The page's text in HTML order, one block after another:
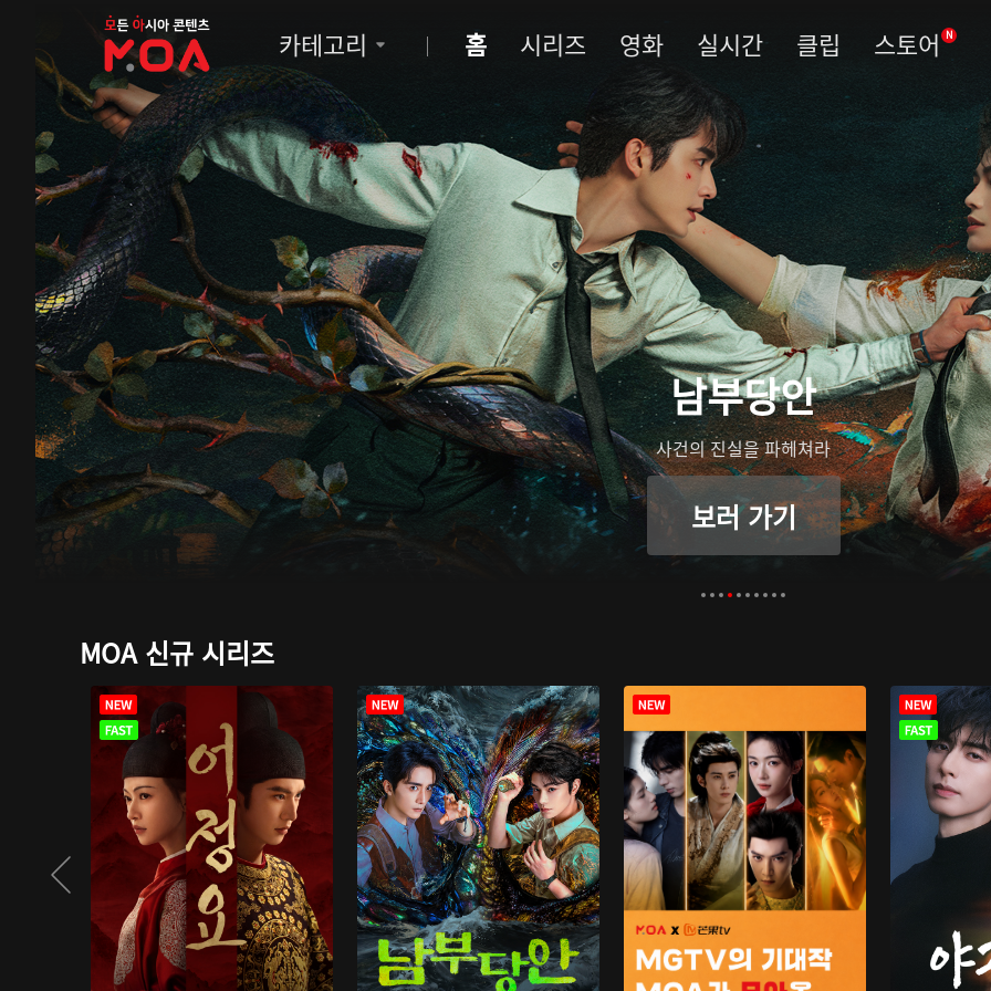
MOA
카테고리 홈 시리즈 영화 실시간 클립 스토어 N
남부당안
사건의 진실을 파헤쳐라
보러 가기
MOA 신규 시리즈